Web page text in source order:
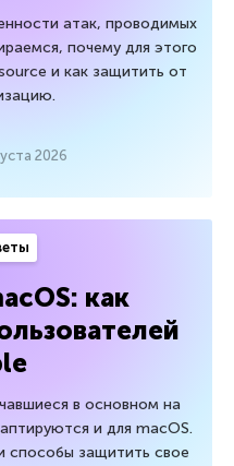
атак, проводимых
почему для этого
и как защитить от
2026
как
в основном на
и для macOS.
способы защитить свое